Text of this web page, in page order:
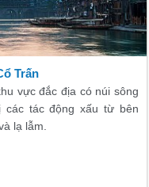
Trấn
vực đắc địa có núi sông
các tác động xấu từ bên
lạ lẫm.